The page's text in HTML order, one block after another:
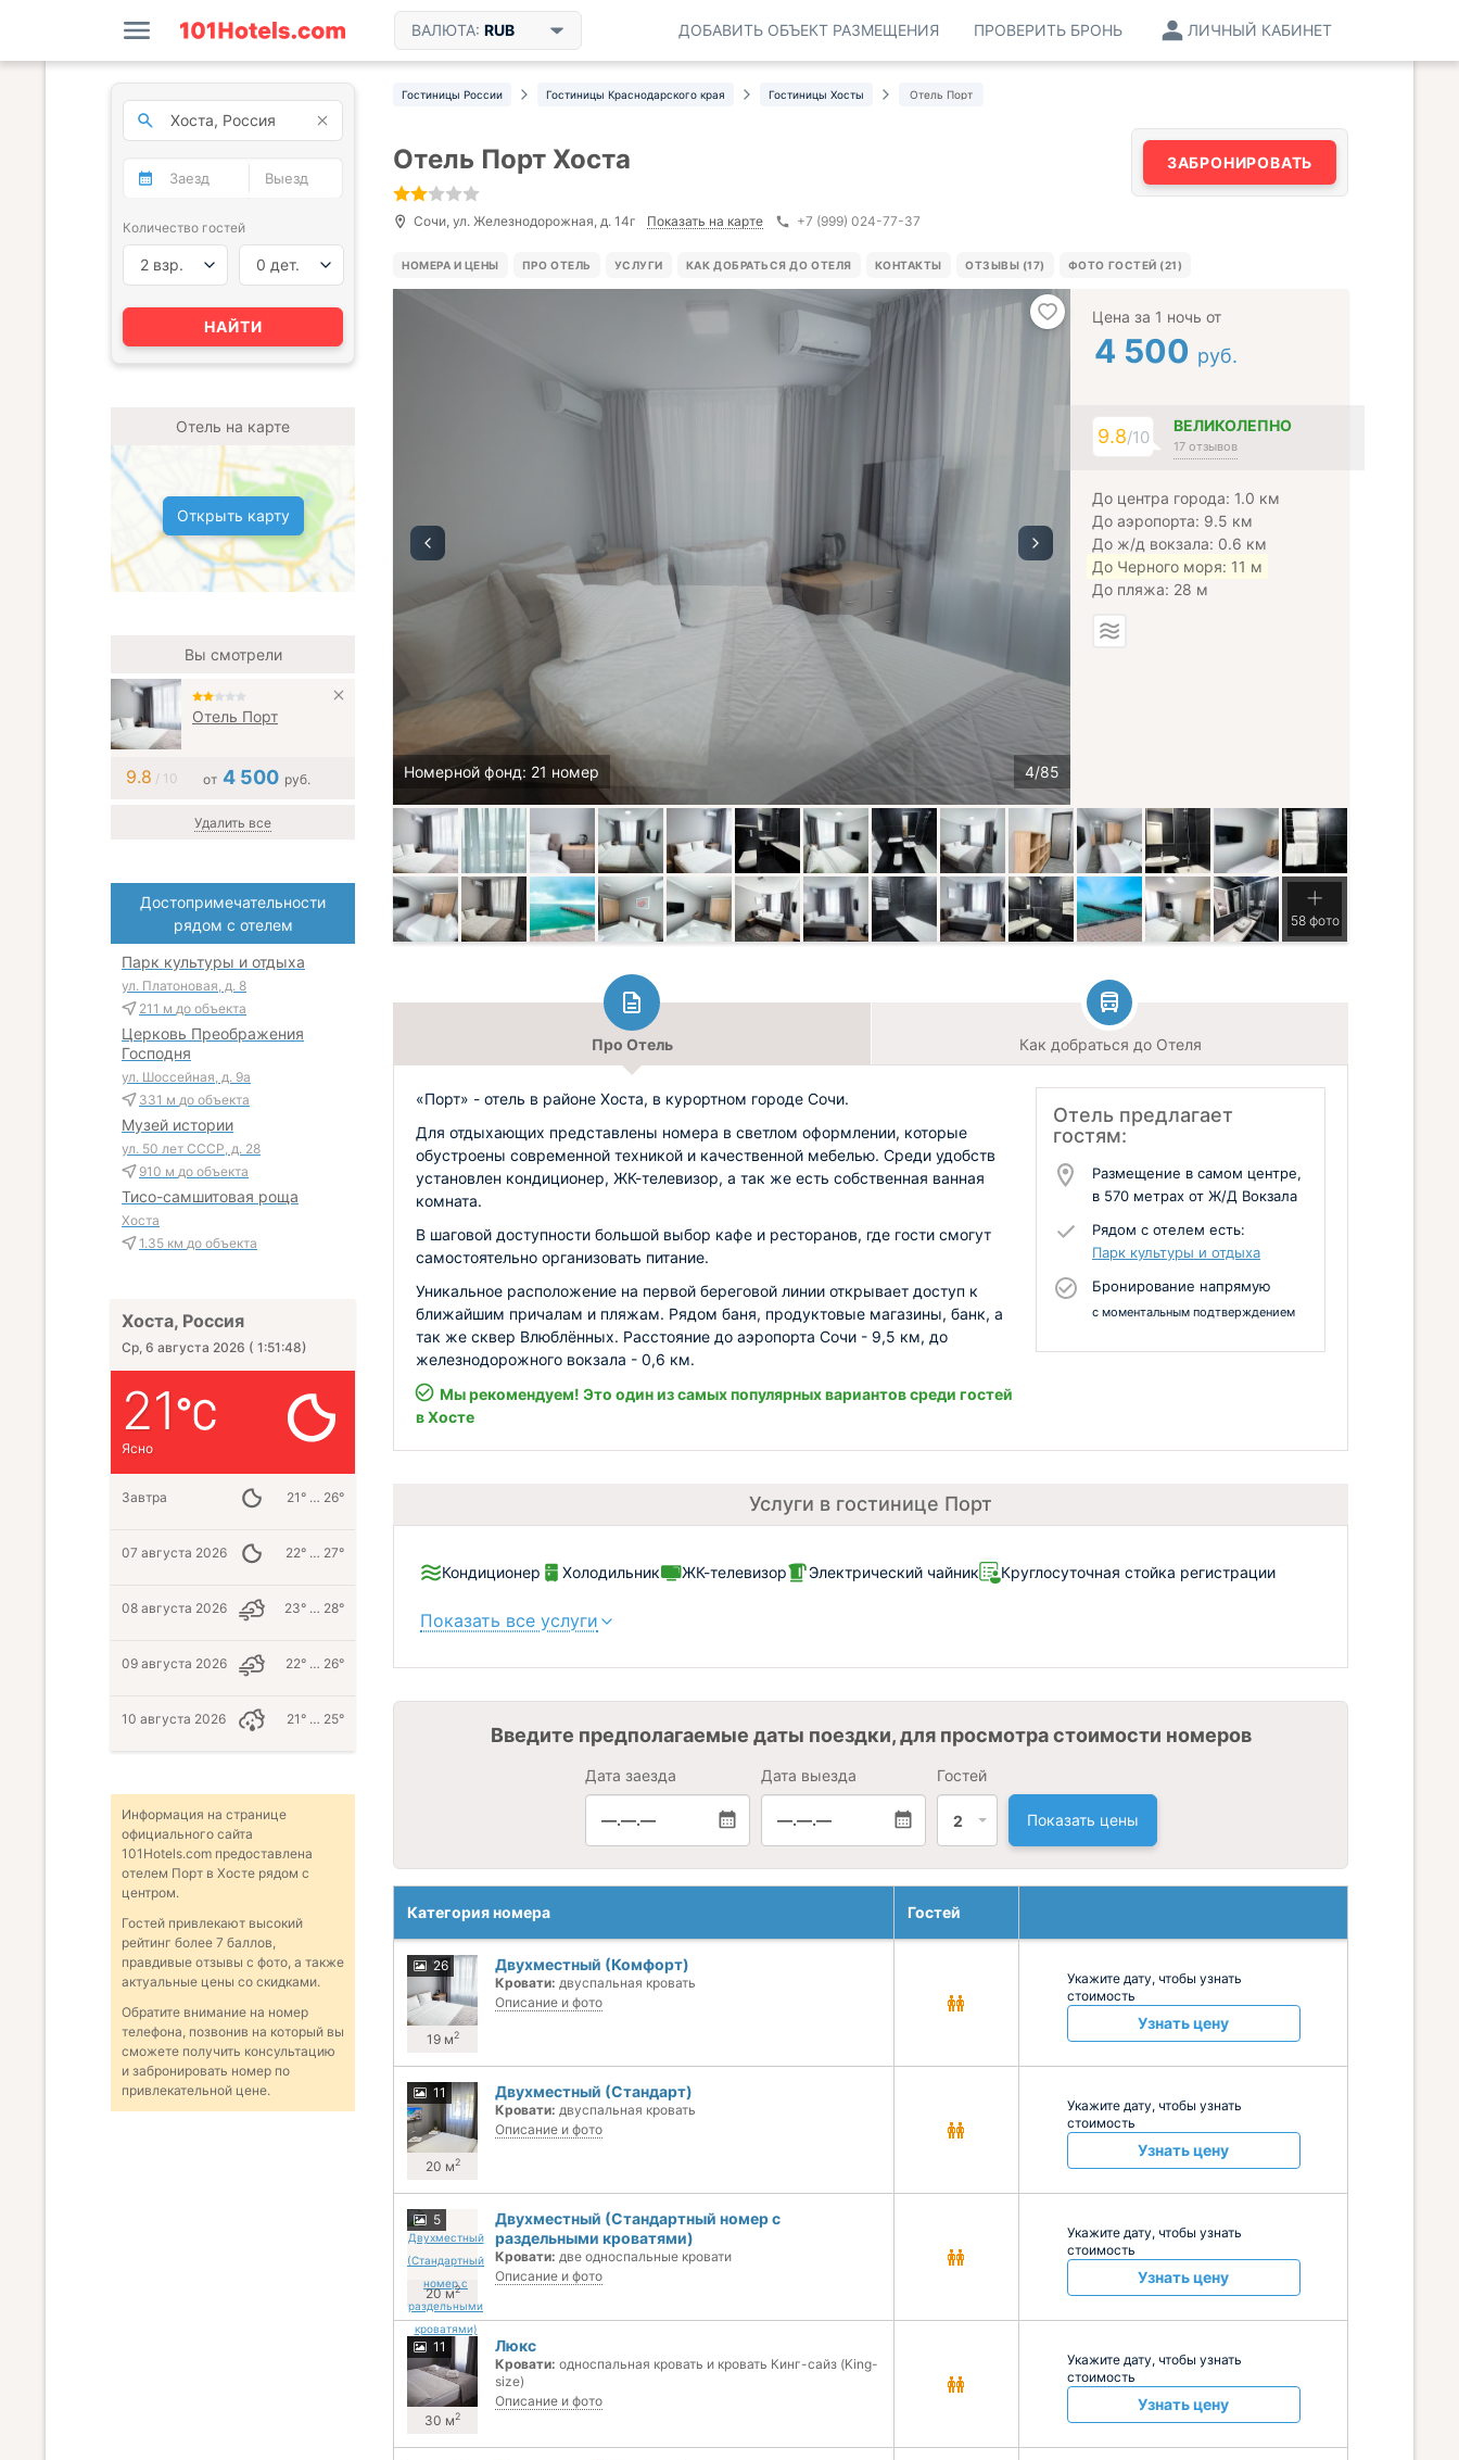
ВАЛЮТА: RUB ЛИЧНЫЙ КАБИНЕТ
ПРОВЕРИТЬ БРОНЬ
ДОБАВИТЬ ОБЪЕКТ РАЗМЕЩЕНИЯ
Гостиницы России Гостиницы Краснодарского края Гостиницы Хосты Отель Порт
Отель Порт Хоста
Сочи, ул. Железнодорожная, д. 14г Показать на карте +7 (999) 024-77-37
ЗАБРОНИРОВАТЬ
НОМЕРА И ЦЕНЫ ПРО ОТЕЛЬ УСЛУГИ КАК ДОБРАТЬСЯ ДО ОТЕЛЯ КОНТАКТЫ ОТЗЫВЫ (17) ФОТО ГОСТЕЙ (21)
Номерной фонд: 21 номер
Цена за 1 ночь от
4 500 руб.
9.8/10
ВЕЛИКОЛЕПНО
17 отзывов
До центра города: 1.0 км
До аэропорта: 9.5 км
До ж/д вокзала: 0.6 км
До Черного моря: 11 м
До пляжа: 28 м
58 фото
Про Отель Как добраться до Отеля
Отель предлагает
гостям:
Размещение в самом центре,
в 570 метрах от Ж/Д Вокзала
Рядом с отелем есть:
Парк культуры и отдыха
Бронирование напрямую
с моментальным подтверждением
«Порт» - отель в районе Хоста, в курортном городе Сочи.
Для отдыхающих представлены номера в светлом оформлении, которые
обустроены современной техникой и качественной мебелью. Среди удобств
установлен кондиционер, ЖК-телевизор, а так же есть собственная ванная
комната.
В шаговой доступности большой выбор кафе и ресторанов, где гости смогут
самостоятельно организовать питание.
Уникальное расположение на первой береговой линии открывает доступ к
ближайшим причалам и пляжам. Рядом баня, продуктовые магазины, банк, а
так же сквер Влюблённых. Расстояние до аэропорта Сочи - 9,5 км, до
железнодорожного вокзала - 0,6 км.
Мы рекомендуем! Это один из самых популярных вариантов среди гостей
в Хосте
Услуги в гостинице Порт
Кондиционер Холодильник ЖК-телевизор Электрический чайник Круглосуточная стойка регистрации
Показать все услуги
Введите предполагаемые даты поездки, для просмотра стоимости номеров
Дата заезда
—.—.—
Дата выезда
—.—.—
Гостей
2 Показать цены
Категория номера Гостей
26
19 м2
Двухместный (Комфорт)
Кровати: двуспальная кровать
Описание и фото
Укажите дату, чтобы узнать
стоимость
Узнать цену
11
20 м2
Двухместный (Стандарт)
Кровати: двуспальная кровать
Описание и фото
Укажите дату, чтобы узнать
стоимость
Узнать цену
5
20 м2
Двухместный (Стандартный номер с
раздельными кроватями)
Кровати: две односпальные кровати
Описание и фото
Укажите дату, чтобы узнать
стоимость
Узнать цену
11
30 м2
Люкс
Кровати: односпальная кровать и кровать Кинг-сайз (King-
size)
Описание и фото
Укажите дату, чтобы узнать
стоимость
Узнать цену
Количество гостей
2 взр. 0 дет.
НАЙТИ
Отель на карте
Открыть карту
Вы смотрели
Отель Порт
9.8 / 10 от 4 500 руб.
Удалить все
Достопримечательности
рядом с отелем
Парк культуры и отдыха
ул. Платоновая, д. 8
211 м до объекта
Церковь Преображения
Господня
ул. Шоссейная, д. 9а
331 м до объекта
Музей истории
ул. 50 лет СССР, д. 28
910 м до объекта
Тисо-самшитовая роща
Хоста
1.35 км до объекта
Хоста, Россия
Ср, 6 августа 2026 ( 1:51:49)
21
Ясно
Завтра 21° … 26°
07 августа 2026 22° … 27°
08 августа 2026 23° … 28°
09 августа 2026 22° … 26°
10 августа 2026 21° … 25°
Информация на странице
официального сайта
101Hotels.com предоставлена
отелем Порт в Хосте рядом с
центром.
Гостей привлекают высокий
рейтинг более 7 баллов,
правдивые отзывы с фото, а также
актуальные цены со скидками.
Обратите внимание на номер
телефона, позвонив на который вы
сможете получить консультацию
и забронировать номер по
привлекательной цене.